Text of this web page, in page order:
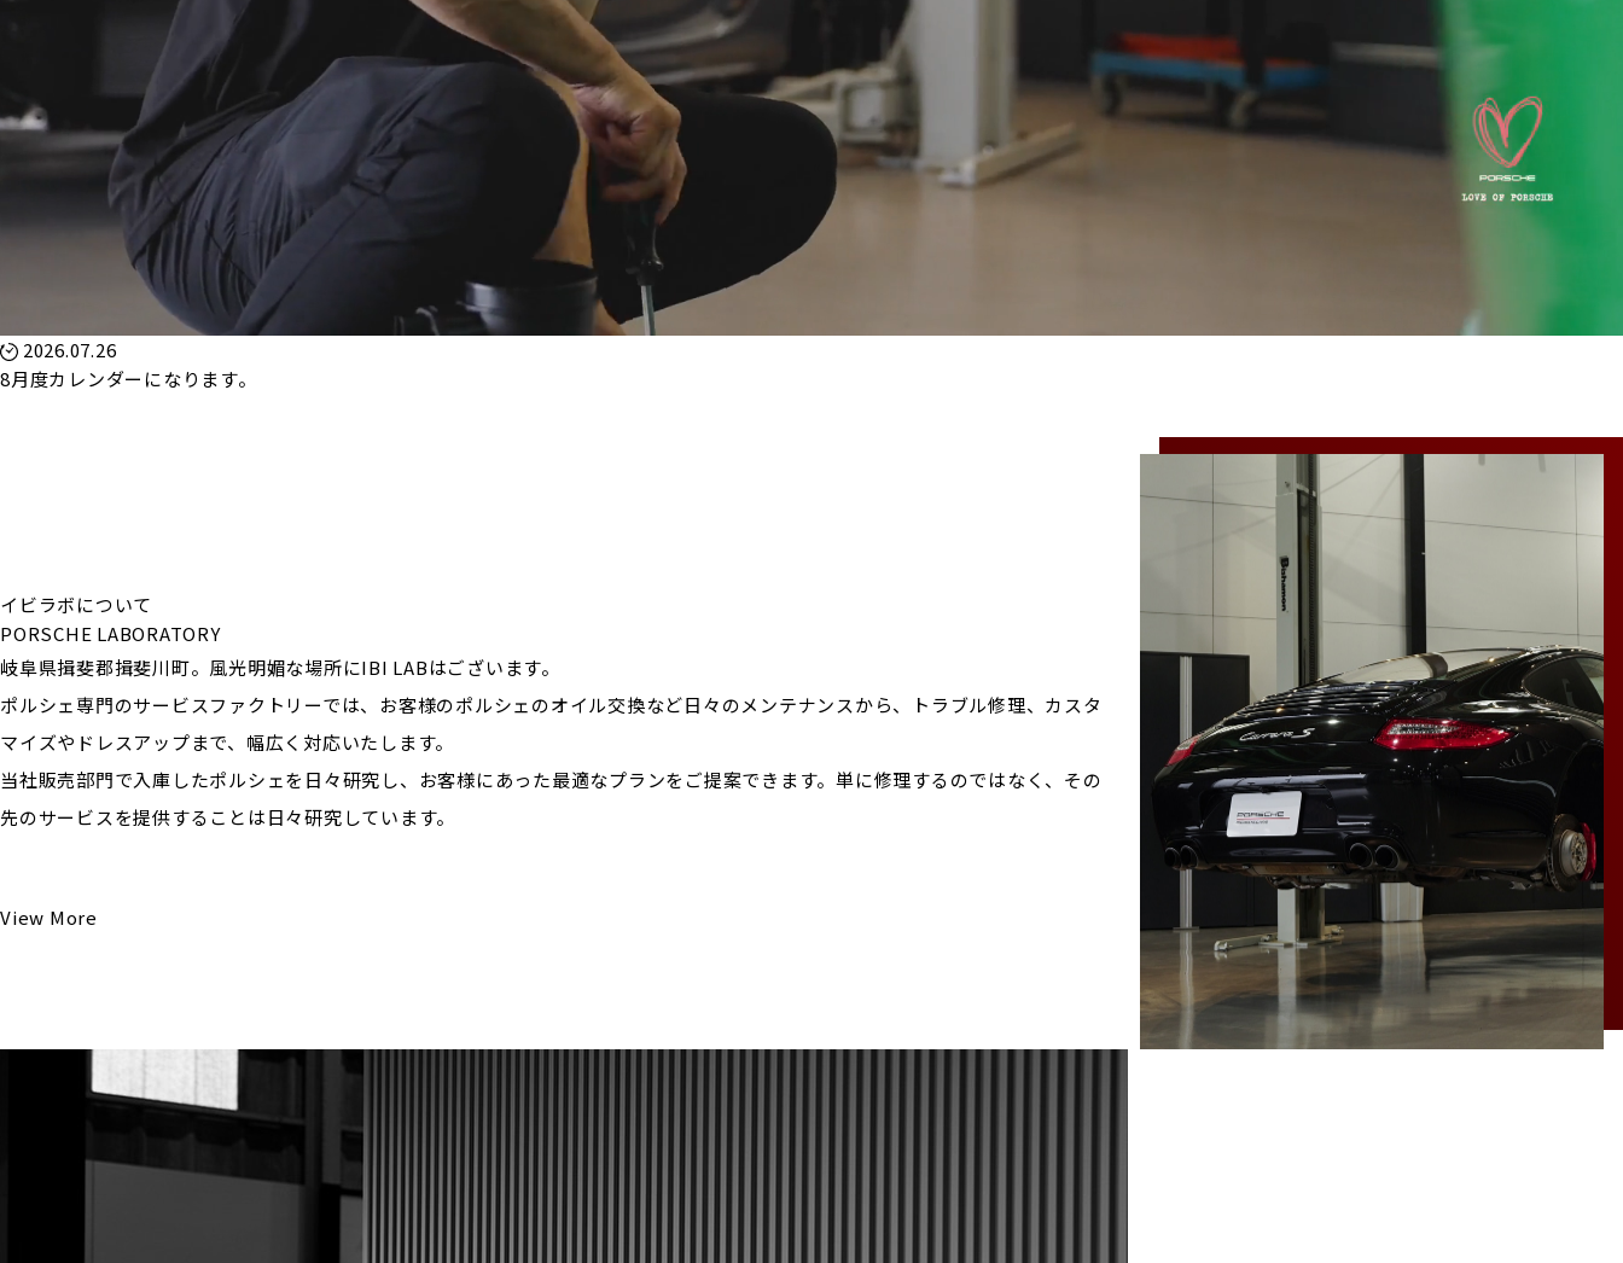
2026.07.26
8月度カレンダーになります。
イビラボについて
PORSCHE LABORATORY
岐阜県揖斐郡揖斐川町。風光明媚な場所にIBI LABはございます。
ポルシェ専門のサービスファクトリーでは、お客様のポルシェのオイル交換など日々のメンテナンスから、トラブル修理、カスタ
マイズやドレスアップまで、幅広く対応いたします。
当社販売部門で入庫したポルシェを日々研究し、お客様にあった最適なプランをご提案できます。単に修理するのではなく、その
先のサービスを提供することは日々研究しています。
View More